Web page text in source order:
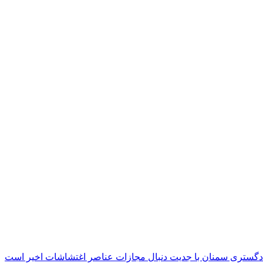
سمنان با جدیت دنبال مجازات عناصر اغتشاشات اخیر است